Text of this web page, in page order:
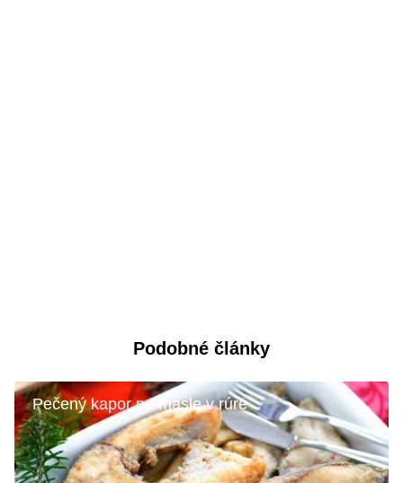
Podobné články
Pečený kapor na masle v rúre